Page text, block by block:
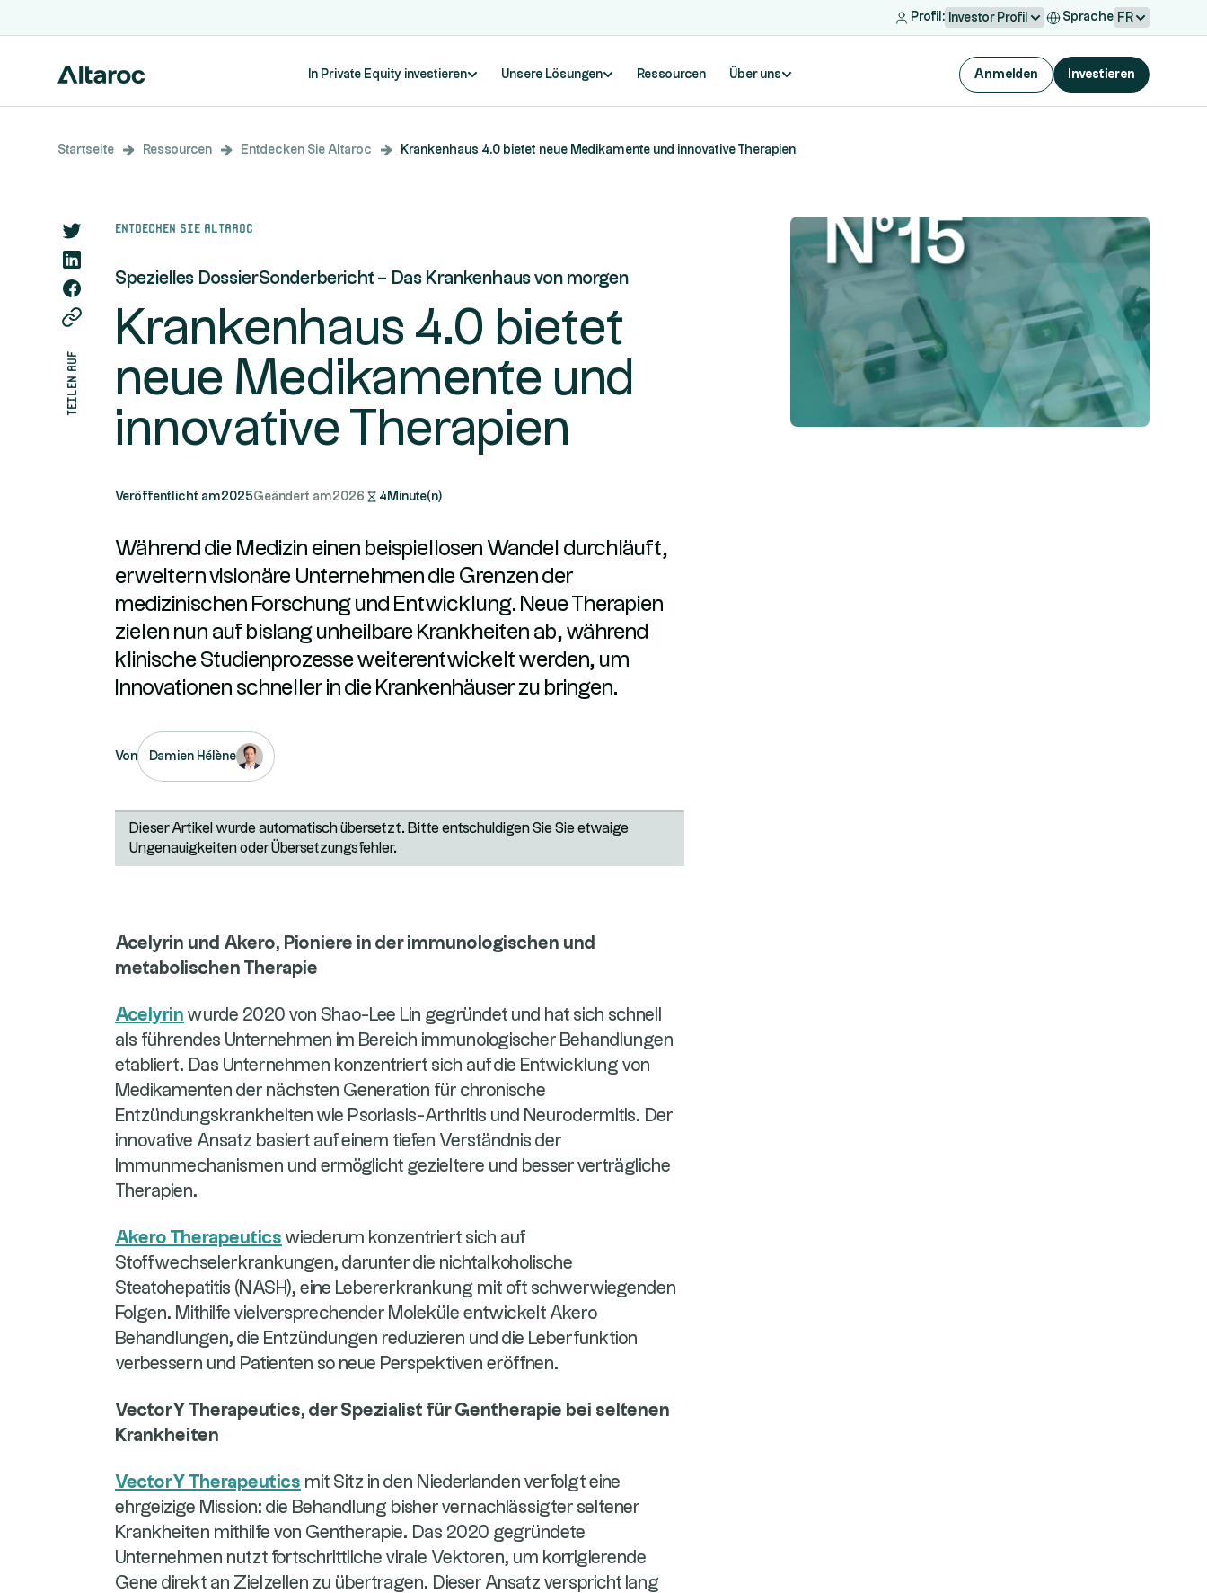
Profil: Investor Profil Sprache FR
In Private Equity investieren Unsere Lösungen Ressourcen Über uns Anmelden Investieren
Startseite Ressourcen Entdecken Sie Altaroc Krankenhaus 4.0 bietet neue Medikamente und innovative Therapien
teilen auf
Entdecken Sie Altaroc
Spezielles DossierSonderbericht – Das Krankenhaus von morgen
Krankenhaus 4.0 bietet
neue Medikamente und
innovative Therapien
Veröffentlicht am2025Geändert am2026 4 Minute(n)
Während die Medizin einen beispiellosen Wandel durchläuft,
erweitern visionäre Unternehmen die Grenzen der
medizinischen Forschung und Entwicklung. Neue Therapien
zielen nun auf bislang unheilbare Krankheiten ab, während
klinische Studienprozesse weiterentwickelt werden, um
Innovationen schneller in die Krankenhäuser zu bringen.
Von Damien Hélène
Dieser Artikel wurde automatisch übersetzt. Bitte entschuldigen Sie Sie etwaige
Ungenauigkeiten oder Übersetzungsfehler.
Acelyrin und Akero, Pioniere in der immunologischen und
metabolischen Therapie
Acelyrin wurde 2020 von Shao-Lee Lin gegründet und hat sich schnell
als führendes Unternehmen im Bereich immunologischer Behandlungen
etabliert. Das Unternehmen konzentriert sich auf die Entwicklung von
Medikamenten der nächsten Generation für chronische
Entzündungskrankheiten wie Psoriasis-Arthritis und Neurodermitis. Der
innovative Ansatz basiert auf einem tiefen Verständnis der
Immunmechanismen und ermöglicht gezieltere und besser verträgliche
Therapien.
Akero Therapeutics wiederum konzentriert sich auf
Stoffwechselerkrankungen, darunter die nichtalkoholische
Steatohepatitis (NASH), eine Lebererkrankung mit oft schwerwiegenden
Folgen. Mithilfe vielversprechender Moleküle entwickelt Akero
Behandlungen, die Entzündungen reduzieren und die Leberfunktion
verbessern und Patienten so neue Perspektiven eröffnen.
VectorY Therapeutics, der Spezialist für Gentherapie bei seltenen
Krankheiten
VectorY Therapeutics mit Sitz in den Niederlanden verfolgt eine
ehrgeizige Mission: die Behandlung bisher vernachlässigter seltener
Krankheiten mithilfe von Gentherapie. Das 2020 gegründete
Unternehmen nutzt fortschrittliche virale Vektoren, um korrigierende
Gene direkt an Zielzellen zu übertragen. Dieser Ansatz verspricht lang